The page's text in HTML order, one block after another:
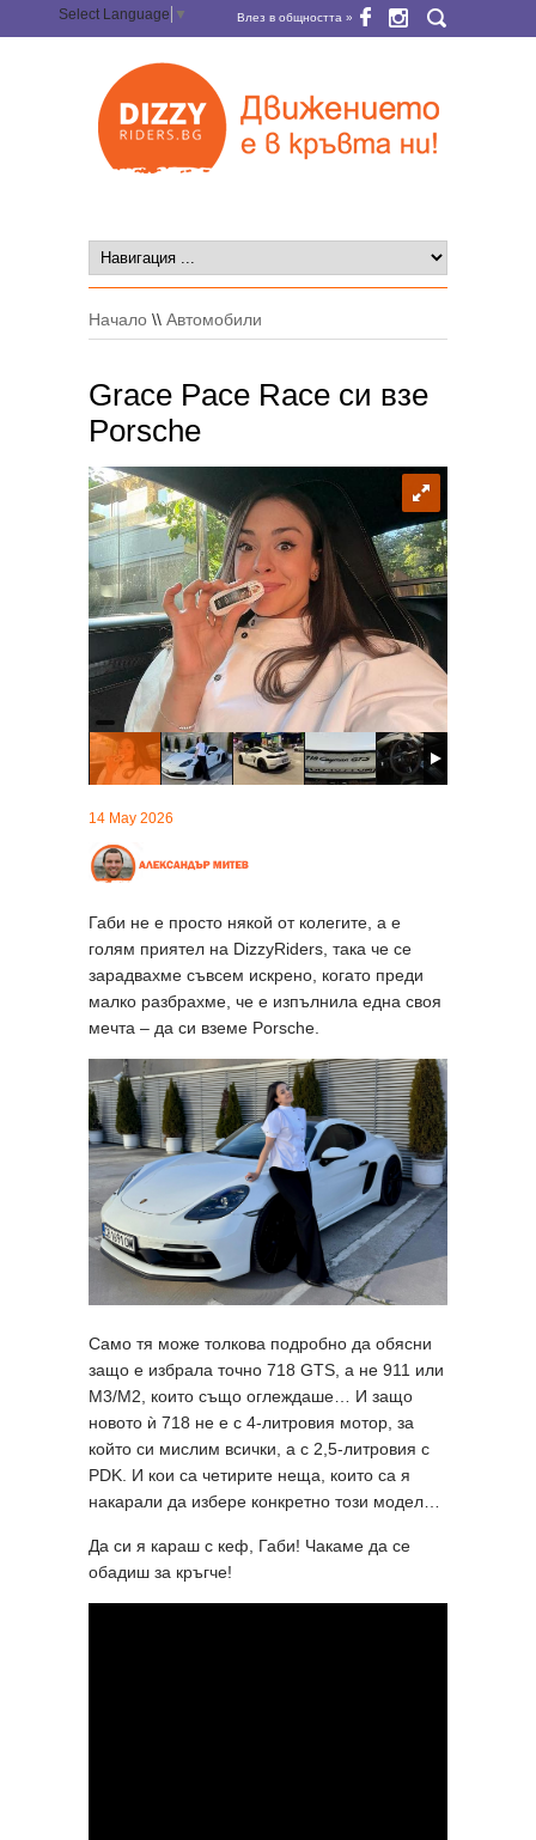
Select Language ▼ Влез в общността »
Начало \\ Автомобили
Grace Pace Race си взе
Porsche
14 May 2026
Габи не е просто някой от колегите, а е
голям приятел на DizzyRiders, така че се
зарадвахме съвсем искрено, когато преди
малко разбрахме, че е изпълнила една своя
мечта – да си вземе Porsche.
Само тя може толкова подробно да обясни
защо е избрала точно 718 GTS, а не 911 или
M3/M2, които също оглеждаше… И защо
новото ѝ 718 не е с 4-литровия мотор, за
който си мислим всички, а с 2,5-литровия с
PDK. И кои са четирите неща, които са я
накарали да избере конкретно този модел…
Да си я караш с кеф, Габи! Чакаме да се
обадиш за кръгче!